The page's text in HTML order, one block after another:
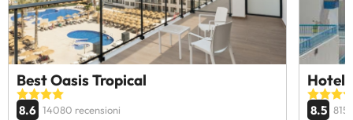
Best Oasis Tropical
8.6 14080 recensioni
Hotel
8.5 815